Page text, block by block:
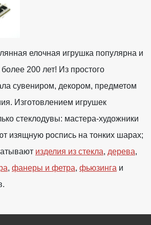
елочная игрушка популярна и
200 лет! Из простого
сувениром, декором, предметом
Изготовлением игрушек
стеклодувы: мастера-художники
изящную роспись на тонких шарах;
изделия из стекла, дерева,
, фанеры и фетра, фьюзинга и